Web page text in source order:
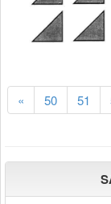
« 50 51